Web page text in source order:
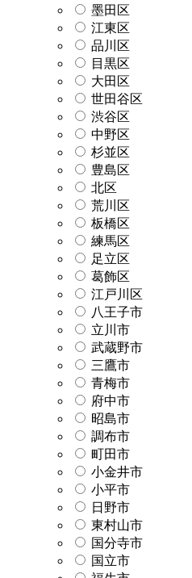
墨田区
江東区
品川区
目黒区
大田区
世田谷区
渋谷区
中野区
杉並区
豊島区
北区
荒川区
板橋区
練馬区
足立区
葛飾区
江戸川区
八王子市
立川市
武蔵野市
三鷹市
青梅市
府中市
昭島市
調布市
町田市
小金井市
小平市
日野市
東村山市
国分寺市
国立市